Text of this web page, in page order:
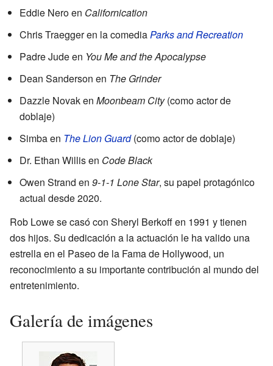
Eddie Nero en Californication
Chris Traegger en la comediaParks and Recreation
Padre Jude en You Me and the Apocalypse
Dean Sanderson en The Grinder
Dazzle Novak en Moonbeam City(como actor de
doblaje)
Simba en The Lion Guard(como actor de doblaje)
Dr. Ethan Willis en Code Black
Owen Strand en 9-1-1 Lone Star, su papel protagónico
actual desde 2020.
Rob Lowe se casó con Sheryl Berkoff en 1991 y tienen
dos hijos. Su dedicación a la actuación le ha valido una
estrella en el Paseo de la Fama de Hollywood, un
reconocimiento a su importante contribución al mundo del
entretenimiento.
Galería de imágenes